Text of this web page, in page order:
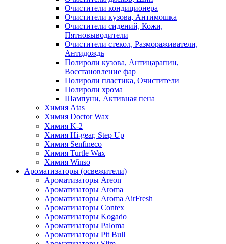
Очистители кондиционера
Очистители кузова, Антимошка
Очистители сидений, Кожи,
Пятновыводители
Очистители стекол, Размораживатели,
Антидождь
Полироли кузова, Антицарапин,
Восстановление фар
Полироли пластика, Очистители
Полироли хрома
Шампуни, Активная пена
Химия Atas
Химия Doctor Wax
Химия K-2
Химия Hi-gear, Step Up
Химия Senfineco
Химия Turtle Wax
Химия Winso
Ароматизаторы (освежители)
Ароматизаторы Areon
Ароматизаторы Aroma
Ароматизаторы Aroma AirFresh
Ароматизаторы Contex
Ароматизаторы Kogado
Ароматизаторы Paloma
Ароматизаторы Pit Bull